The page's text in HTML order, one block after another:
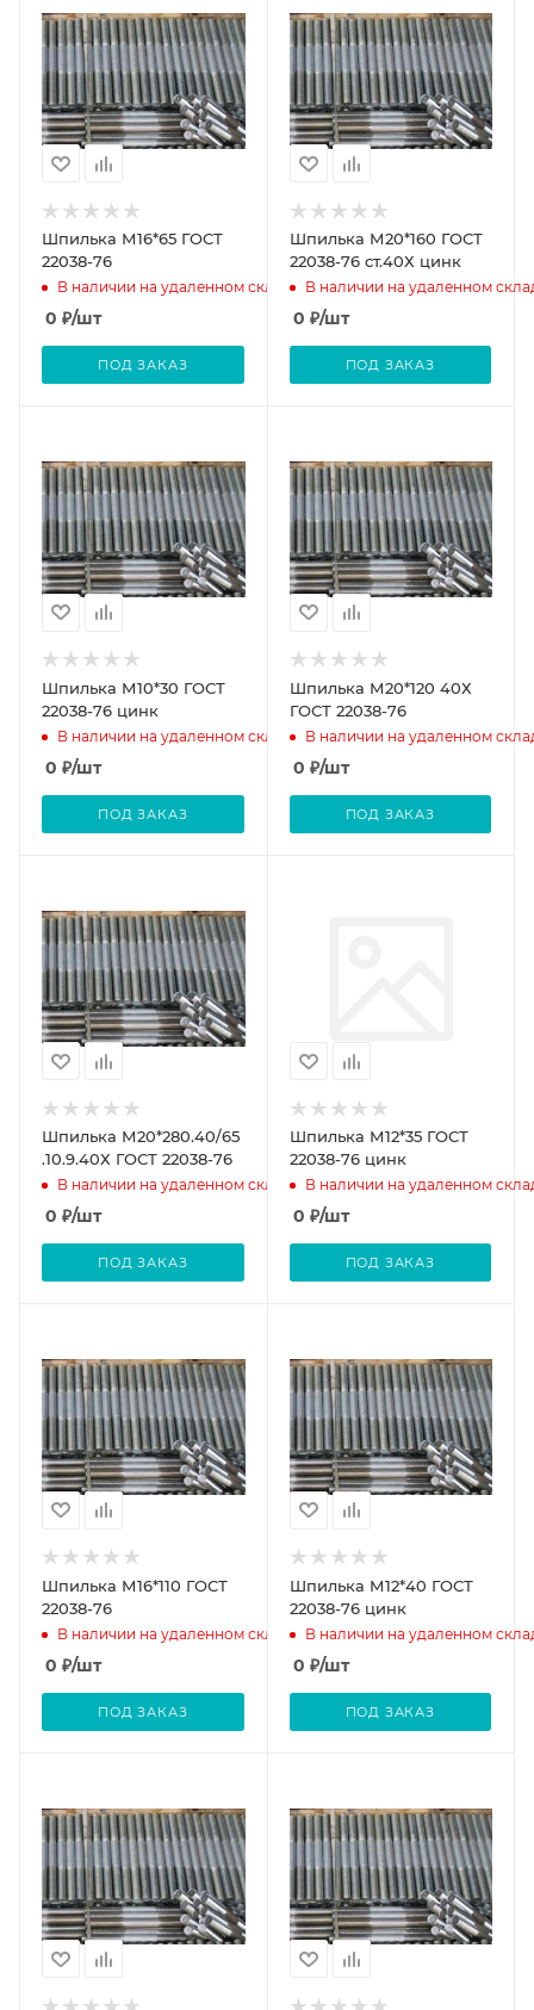
Шпилька М16*65 ГОСТ
22038-76
В наличии на удаленном складе
0 ₽/шт
ПОД ЗАКАЗ
Шпилька М20*160 ГОСТ
22038-76 ст.40Х цинк
В наличии на удаленном
0 ₽/шт
ПОД ЗАКАЗ
Шпилька М10*30 ГОСТ
22038-76 цинк
В наличии на удаленном складе
0 ₽/шт
ПОД ЗАКАЗ
Шпилька М20*120 40Х
ГОСТ 22038-76
В наличии на удаленном
0 ₽/шт
ПОД ЗАКАЗ
Шпилька М20*280.40/65
.10.9.40Х ГОСТ 22038-76
В наличии на удаленном складе
0 ₽/шт
ПОД ЗАКАЗ
Шпилька М12*35 ГОСТ
22038-76 цинк
В наличии на удаленном
0 ₽/шт
ПОД ЗАКАЗ
Шпилька М16*110 ГОСТ
22038-76
В наличии на удаленном складе
0 ₽/шт
ПОД ЗАКАЗ
Шпилька М12*40 ГОСТ
22038-76 цинк
В наличии на удаленном
0 ₽/шт
ПОД ЗАКАЗ